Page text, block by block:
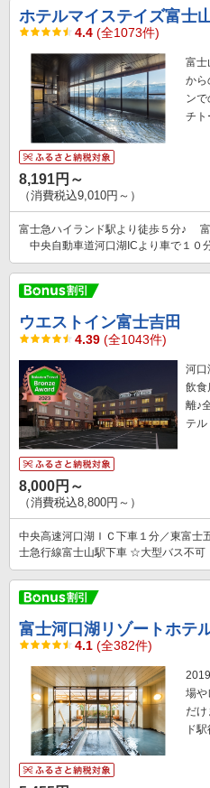
ホテルマイステイズ富士
4.4 (全1073件)
富士
から
ン
チト
8,191円～
（消費税込9,010円～）
富士急ハイランド駅より徒歩５分♪
中央自動車道河口湖ICより車で１０
ウエストイン富士吉田
4.39 (全1043件)
河口
飲
離♪
テル
8,000円～
（消費税込8,800円～）
中央高速河口湖ＩＣ下車１分／東富士
士急行線富士山駅下車 ☆大型バス不可
富士河口湖リゾートホテ
4.1 (全382件)
場や
だけ
ド